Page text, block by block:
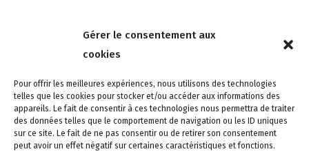
Gérer le consentement aux
cookies
Pour offrir les meilleures expériences, nous utilisons des technologies
telles que les cookies pour stocker et/ou accéder aux informations des
appareils. Le fait de consentir à ces technologies nous permettra de traiter
des données telles que le comportement de navigation ou les ID uniques
sur ce site. Le fait de ne pas consentir ou de retirer son consentement
peut avoir un effet négatif sur certaines caractéristiques et fonctions.
4 rue de la Tour 85150 Les Achards